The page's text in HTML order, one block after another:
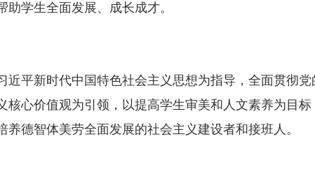
学生全面发展、成长成才。
平新时代中国特色社会主义思想为指导，全面贯彻党
心价值观为引领，以提高学生审美和人文素养为目
德智体美劳全面发展的社会主义建设者和接班人。